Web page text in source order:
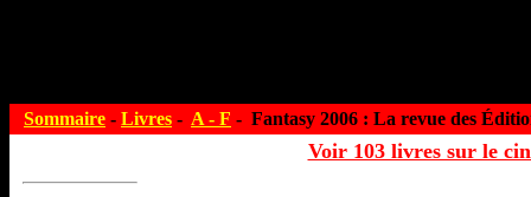
Sommaire - Livres - A - F - Fantasy 2006 : La revue des
Voir 103 livres sur le